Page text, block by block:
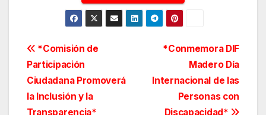
Navegación
de
entradas
*Conmemora DIF
Madero Día
Internacional de las
Personas con
Discapacidad*
*Comisión de
Participación
Ciudadana Promoverá
la Inclusión y la
Transparencia*